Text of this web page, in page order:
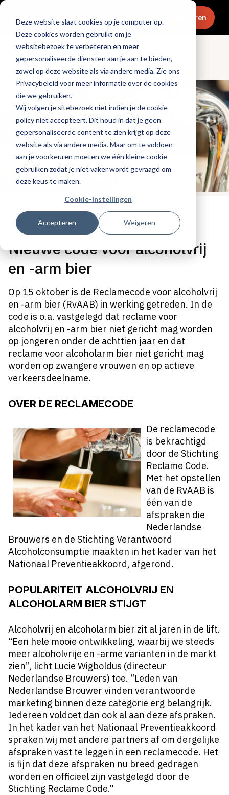
Deze website slaat cookies op je computer op.
Deze cookies worden gebruikt om je
websitebezoek te verbeteren en meer
gepersonaliseerde diensten aan je aan te bieden,
zowel op deze website als via andere media. Zie ons
Privacybeleid voor meer informatie over de cookies
die we gebruiken.
Wij volgen je sitebezoek niet indien je de cookie
policy niet accepteert. Dit houd in dat je geen
gepersonaliseerde content te zien krijgt op deze
website als via andere media. Maar om te voldoen
aan je voorkeuren moeten we één kleine cookie
gebruiken zodat je niet vaker wordt gevraagd om
deze keus te maken.
Cookie-instellingen
Accepteren Weigeren
Menu Abonneren
Dranken
Tags:bier,alcoholvrij
Gepubliceerd op: 1 november 2021
Nieuwe code voor alcoholvrij
en -arm bier
Op 15 oktober is de Reclamecode voor alcoholvrij
en -arm bier (RvAAB) in werking getreden. In de
code is o.a. vastgelegd dat reclame voor
alcoholvrij en -arm bier niet gericht mag worden
op jongeren onder de achttien jaar en dat
reclame voor alcoholarm bier niet gericht mag
worden op zwangere vrouwen en op actieve
verkeersdeelname.
OVER DE RECLAMECODE
De reclamecode
is bekrachtigd
door de Stichting
Reclame Code.
Met het opstellen
van de RvAAB is
één van de
afspraken die
Nederlandse
Brouwers en de Stichting Verantwoord
Alcoholconsumptie maakten in het kader van het
Nationaal Preventieakkoord, afgerond.
POPULARITEIT ALCOHOLVRIJ EN
ALCOHOLARM BIER STIJGT
Alcoholvrij en alcoholarm bier zit al jaren in de lift.
“Een hele mooie ontwikkeling, waarbij we steeds
meer alcoholvrije en -arme varianten in de markt
zien”, licht Lucie Wigboldus (directeur
Nederlandse Brouwers) toe. “Leden van
Nederlandse Brouwer vinden verantwoorde
marketing binnen deze categorie erg belangrijk.
Iedereen voldoet dan ook al aan deze afspraken.
In het kader van het Nationaal Preventieakkoord
spraken wij met andere partners af om dergelijke
afspraken vast te leggen in een reclamecode. Het
is fijn dat deze afspraken nu breed gedragen
worden en officieel zijn vastgelegd door de
Stichting Reclame Code.”